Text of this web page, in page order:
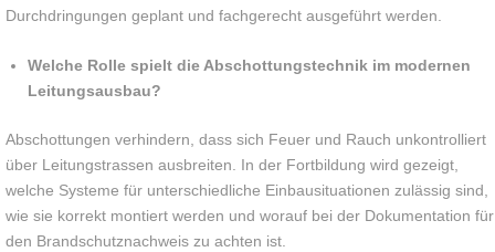
Durchdringungen geplant und fachgerecht ausgeführt werden.
Welche Rolle spielt die Abschottungstechnik im modernen
Leitungsausbau?
Abschottungen verhindern, dass sich Feuer und Rauch unkontrolliert
über Leitungstrassen ausbreiten. In der Fortbildung wird gezeigt,
welche Systeme für unterschiedliche Einbausituationen zulässig sind,
wie sie korrekt montiert werden und worauf bei der Dokumentation für
den Brandschutznachweis zu achten ist.